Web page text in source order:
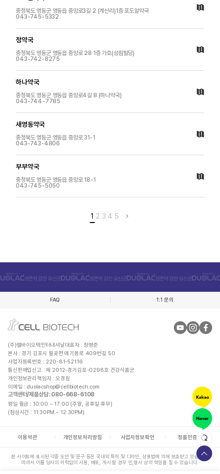
충청북도 영동군 영동읍 중앙로3길 2 (계산리)1층 포도알약국
043-745-5332
정약국
충청북도 영동군 영동읍 중앙로 28 1층 가호(성림빌딩)
043-742-8275
하나약국
충청북도 영동군 영동읍 중앙로4길 8 (하나약국)
043-744-7785
새영동약국
충청북도 영동군 영동읍 중앙로 31-1
043-743-4806
부부약국
충청북도 영동군 영동읍 중앙로 18-1
043-745-5050
1 2 3 4 5
FAQ 1:1 문의
(주)쎌바이오텍인터내셔날대표자 : 정명준
본사 : 경기 김포시 월곶면 애기봉로 409번길 50
사업자등록번호 : 220-81-52116
통신판매업신고 : 제 2012-경기김포-0298호 건강식품군
개인정보관리책임자 : 오경림
이메일 : duolacshop@cellbiotech.com
고객센터/제품상담: 080-668-6108
평일 월금 : 10:00 ~ 17:00 (주말, 공휴일 휴무)
(점심시간 : 11:30PM ~ 12:30PM)
이용약관 개인정보처리방침 사업자정보확인 정품인증안내
본 사이트에 표시된 각종 도안 및 문구 등은 국내외 특허 및 디자인, 상표법에 의해 보호받고 있습니다.
따라서 이를 당사의 허락없이 사용, 배포, 게시 할 경우 민,형사 상의 책임을 질 수 있습니다.